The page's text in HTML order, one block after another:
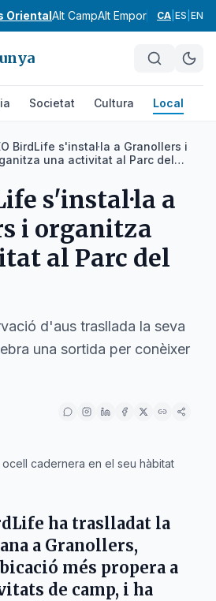
OrientalAlt CampAlt EmpordàAlt
CA ES EN
Societat Cultura Local
BirdLife s'instal·la a Granollers i
una activitat al Parc del
s'instal·la a
i organitza
al Parc del
d'aus trasllada la seva
una sortida per conèixer
cadernera en el seu hàbitat
ha traslladat la
a Granollers,
més propera a
de camp, i ha